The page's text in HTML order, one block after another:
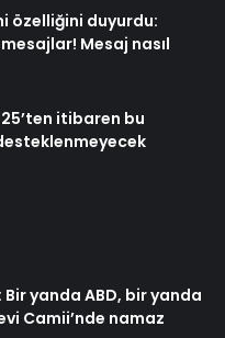
özelliğini duyurdu:
Mesaj nasıl
itibaren bu
yanda ABD, bir yanda
Camii’nde namaz